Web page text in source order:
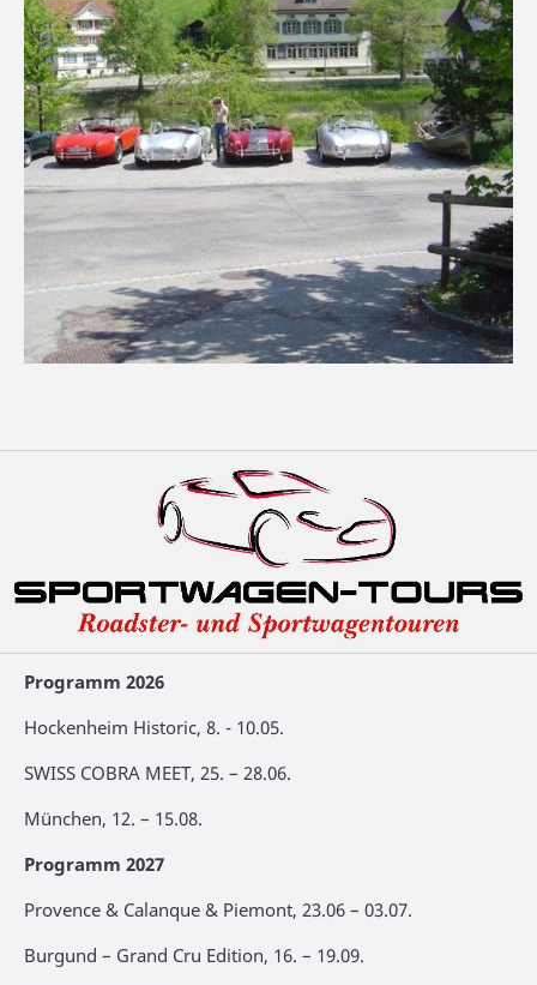
Programm 2026
Hockenheim Historic, 8. - 10.05.
SWISS COBRA MEET, 25. – 28.06.
München, 12. – 15.08.
Programm 2027
Provence & Calanque & Piemont, 23.06 – 03.07.
Burgund – Grand Cru Edition, 16. – 19.09.